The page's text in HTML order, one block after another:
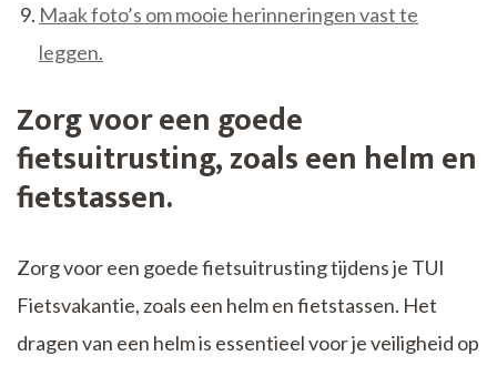
Maak foto’s om mooie herinneringen vast te
leggen.
Zorg voor een goede
fietsuitrusting, zoals een helm en
fietstassen.
Zorg voor een goede fietsuitrusting tijdens je TUI
Fietsvakantie, zoals een helm en fietstassen. Het
dragen van een helm is essentieel voor je veiligheid op